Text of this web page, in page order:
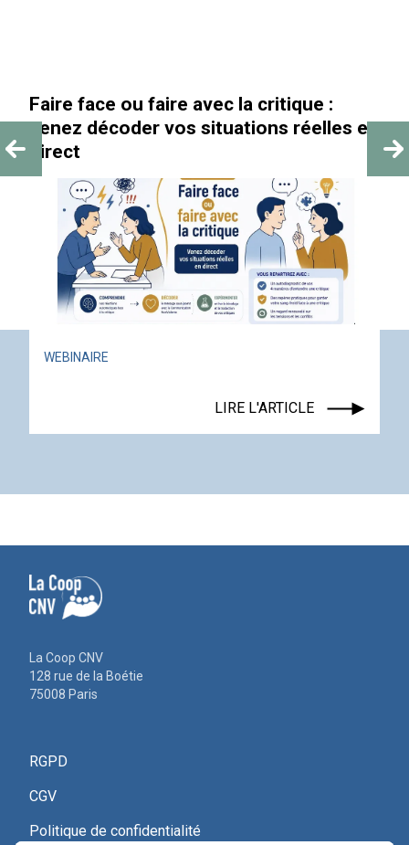
« Au-delà des paillettes »
ACTUALITÉ ÉVÉNEMENT
La Coop CNV
128 rue de la Boétie
75008 Paris
RGPD
CGV
Politique de confidentialité